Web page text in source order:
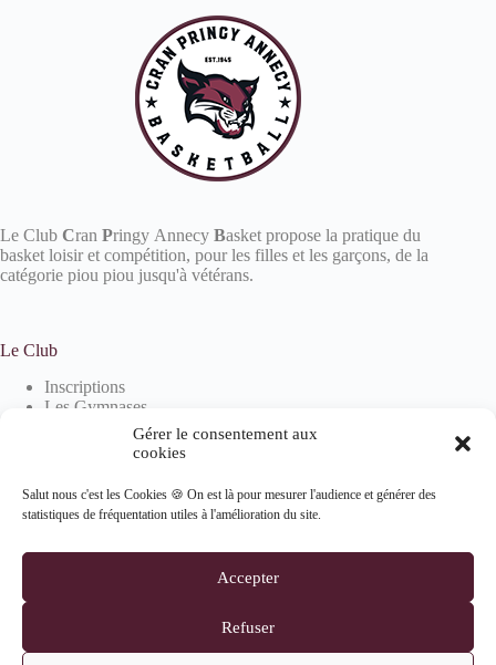
Gérer le consentement aux
cookies
Salut nous c'est les Cookies 🍪 On est là pour mesurer l'audience et générer des
statistiques de fréquentation utiles à l'amélioration du site.
Accepter
Refuser
Le Club Cran Pringy Annecy Basket propose la pratique du
basket loisir et compétition, pour les filles et les garçons, de la
catégorie piou piou jusqu'à vétérans.
Le Club
Inscriptions
Les Gymnases
Devenir partenaire
Informations
Mentions Légales
Politique de confidentialité
Suivez-nous